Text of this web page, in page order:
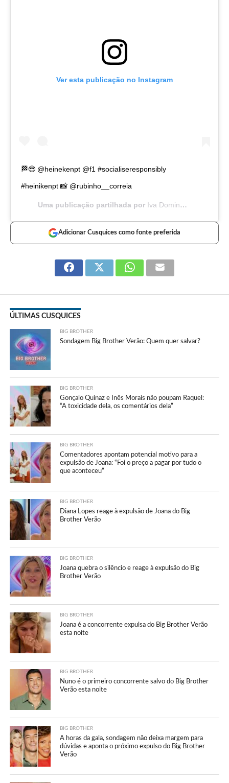
Ver esta publicação no Instagram
🏁😎 @heinekenpt @f1 #socialiseresponsibly
#heinikenpt 📸 @rubinho__correia
Uma publicação partilhada por Iva Domingues
Adicionar Cusquices como fonte preferida
ÚLTIMAS CUSQUICES
BIG BROTHER
Sondagem Big Brother Verão: Quem quer salvar?
BIG BROTHER
Gonçalo Quinaz e Inês Morais não poupam Raquel:
“A toxicidade dela, os comentários dela”
BIG BROTHER
Comentadores apontam potencial motivo para a
expulsão de Joana: “Foi o preço a pagar por tudo o
que aconteceu”
BIG BROTHER
Diana Lopes reage à expulsão de Joana do Big
Brother Verão
BIG BROTHER
Joana quebra o silêncio e reage à expulsão do Big
Brother Verão
BIG BROTHER
Joana é a concorrente expulsa do Big Brother Verão
esta noite
BIG BROTHER
Nuno é o primeiro concorrente salvo do Big Brother
Verão esta noite
BIG BROTHER
A horas da gala, sondagem não deixa margem para
dúvidas e aponta o próximo expulso do Big Brother
Verão